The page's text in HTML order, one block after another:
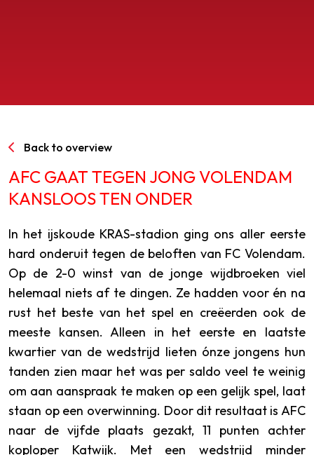
Back to overview
AFC GAAT TEGEN JONG VOLENDAM
KANSLOOS TEN ONDER
In het ijskoude KRAS-stadion ging ons aller eerste
hard onderuit tegen de beloften van FC Volendam.
Op de 2-0 winst van de jonge wijdbroeken viel
helemaal niets af te dingen. Ze hadden voor én na
rust het beste van het spel en creëerden ook de
meeste kansen. Alleen in het eerste en laatste
kwartier van de wedstrijd lieten ónze jongens hun
tanden zien maar het was per saldo veel te weinig
om aan aanspraak te maken op een gelijk spel, laat
staan op een overwinning. Door dit resultaat is AFC
naar de vijfde plaats gezakt, 11 punten achter
koploper Katwijk. Met een wedstrijd minder